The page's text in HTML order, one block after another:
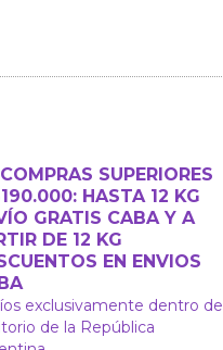
SUPERIORES
HASTA 12 KG
GRATIS CABA Y A
DE 12 KG
EN ENVIOS
exclusivamente dentro del
de la República